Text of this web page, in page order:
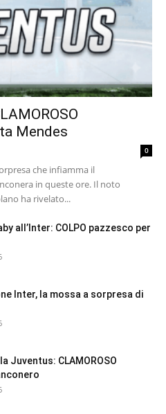
Mendes
0
che infiamma il
in queste ore. Il noto
ha rivelato...
all’Inter: COLPO pazzesco per
Inter, la mossa a sorpresa di
Juventus: CLAMOROSO